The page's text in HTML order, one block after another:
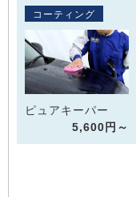
コーティング
ピュアキーパー
5,600円～